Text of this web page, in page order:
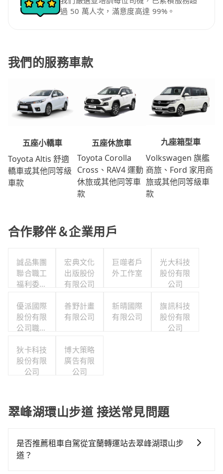
過 50 萬人次，滿意度高達 99%。
我們的服務車款
五座小轎車
Toyota Altis 舒適
轎車或其他同等級
車款
五座休旅車
Toyota Corolla
Cross、RAV4 運動
休旅或其他同等車
款
九座箱型車
Volkswagen 旗艦
商旅、Ford 家用商
旅或其他同等級車
款
合作夥伴＆企業用戶
誠品集團
聯合職工
福利委員
宏典文化
出版股份
有限公司
巨噬者戶
外工作室
光大科技
股份有限
公司
優派國際
股份有限
公司職工
會
善野計畫
有限公司
新晴國際
有限公司
旗訊科技
股份有限
公司
狄卡科技
股份有限
公司
博大策略
廣告有限
公司
翠峰湖環山步道 接送常見問題
是否推薦租車自駕從宜蘭轉運站去翠峰湖環山步
道？